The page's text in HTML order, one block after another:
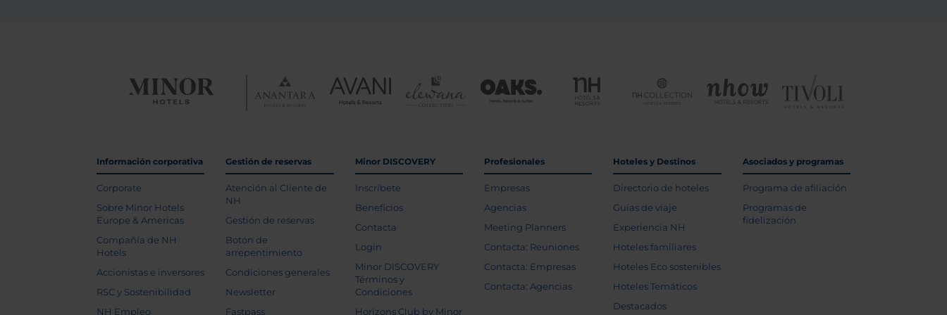
Información corporativa
Corporate
Sobre Minor Hotels
Europe & Americas
Compañía de NH
Hotels
Accionistas e inversores
RSC y Sostenibilidad
NH Empleo
Gestión de reservas
Atención al Cliente de
NH
Gestión de reservas
Botón de
arrepentimiento
Condiciones generales
Newsletter
Fastpass
Minor DISCOVERY
Inscríbete
Beneficios
Contacta
Login
Minor DISCOVERY
Términos y
Condiciones
Horizons Club by Minor
Profesionales
Empresas
Agencias
Meeting Planners
Contacta: Reuniones
Contacta: Empresas
Contacta: Agencias
Hoteles y Destinos
Directorio de hoteles
Guías de viaje
Experiencia NH
Hoteles familiares
Hoteles Eco sostenibles
Hoteles Temáticos
Destacados
Asociados y programas
Programa de afiliación
Programas de
fidelización